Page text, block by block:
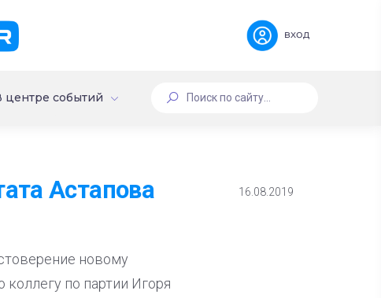
вход
центре событий
Астапова 16.08.2019
новому
по партии Игоря